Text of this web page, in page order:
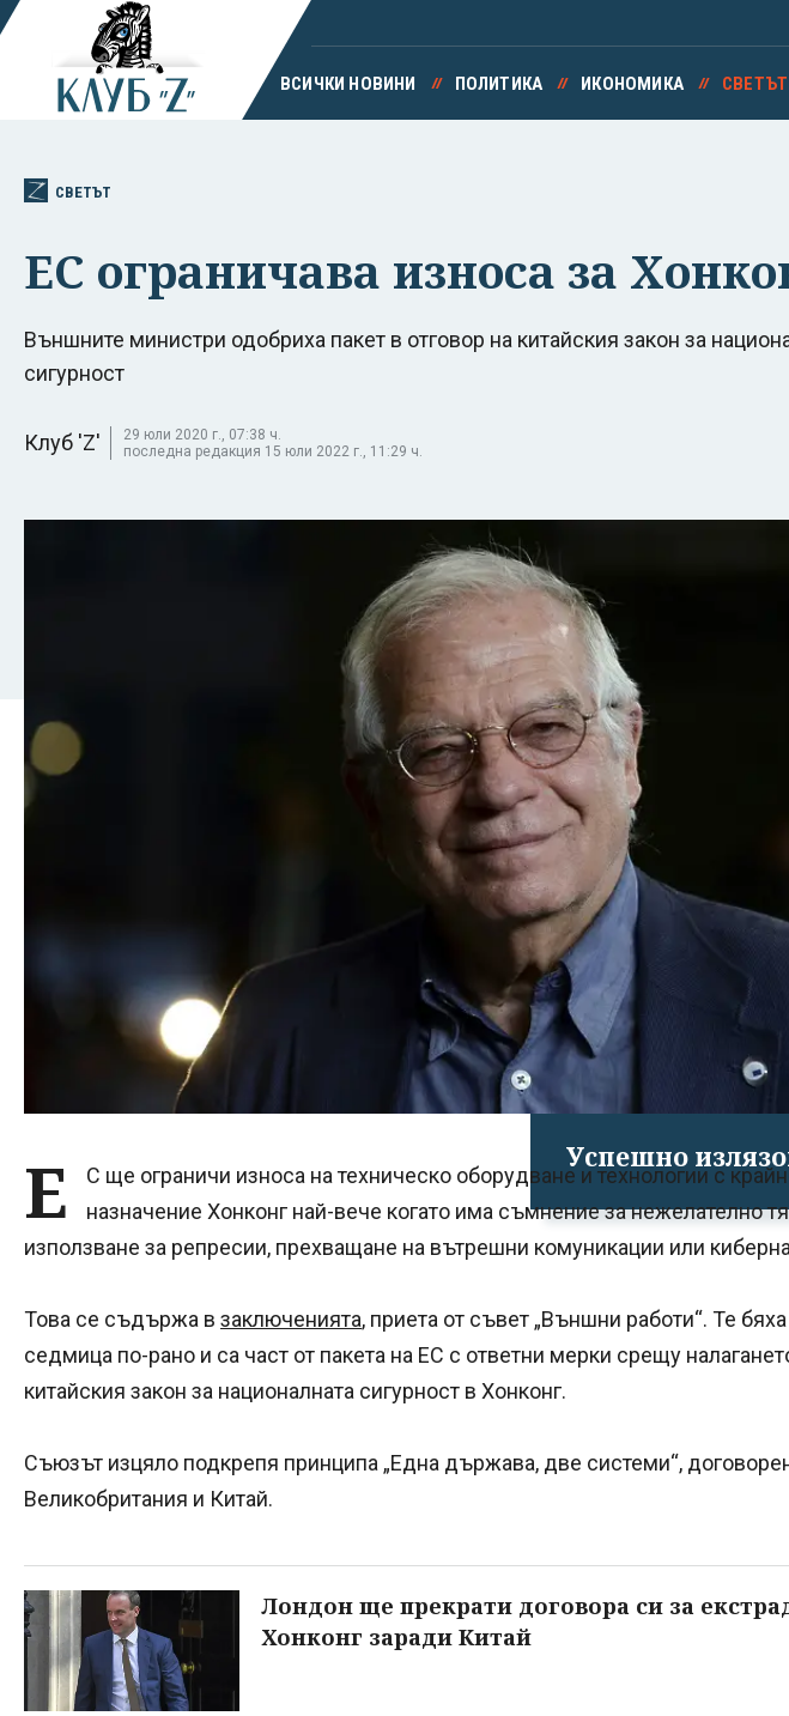
Успешно
ВСИЧКИ НОВИНИ ПОЛИТИКА ИКОНОМИКА СВЕТЪТ
СВЕТЪТ
ЕС ограничава износа за
Външните министри одобриха пакет в отговор на китайския закон за
сигурност
Клуб 'Z'
29 юли 2020 г., 07:38 ч.
последна редакция 15 юли 2022 г., 11:29 ч.
Е
С ще ограничи износа на техническо оборудване и технологии с
назначение Хонконг най-вече когато има съмнение за нежелателно
използване за репресии, прехващане на вътрешни комуникации или
Това се съдържа в заключенията, приета от съвет „Външни работи“. Те
седмица по-рано и са част от пакета на ЕС с ответни мерки срещу
китайския закон за националната сигурност в Хонконг.
Съюзът изцяло подкрепя принципа „Една държава, две системи“,
Великобритания и Китай.
Лондон ще прекрати договора си за
Хонконг заради Китай